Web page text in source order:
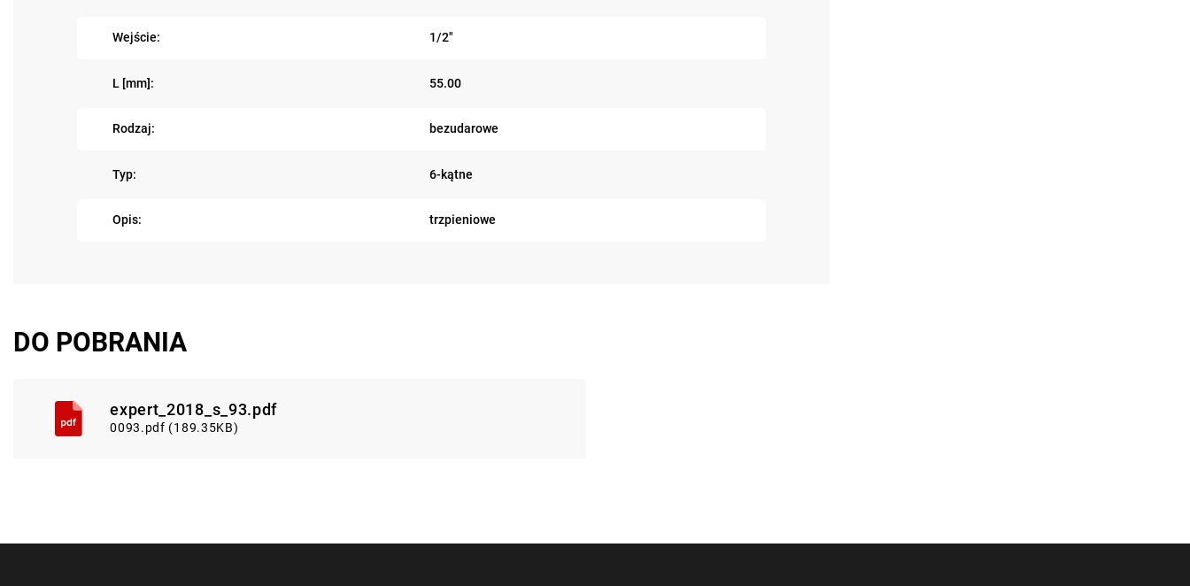
Wejście: 1/2"
L [mm]: 55.00
Rodzaj: bezudarowe
Typ: 6-kątne
Opis: trzpieniowe
DO POBRANIA
expert_2018_s_93.pdf
0093.pdf (189.35KB)